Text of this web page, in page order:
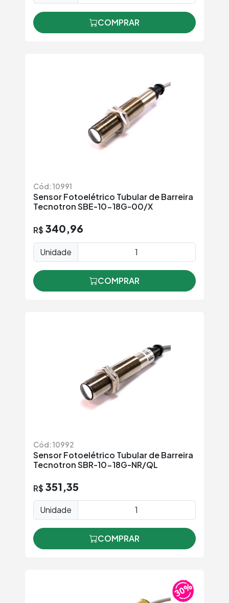
COMPRAR
Cód: 10991
Sensor Fotoelétrico Tubular de Barreira
Tecnotron SBE-10-18G-00/X
R$ 340,96
Unidade
COMPRAR
Cód: 10992
Sensor Fotoelétrico Tubular de Barreira
Tecnotron SBR-10-18G-NR/QL
R$ 351,35
Unidade
COMPRAR